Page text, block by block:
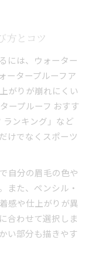
方とコツ
には、ウォーター
ータープルーフア
がりが崩れにくい
ープルーフ おすす
ランキング」など
けでなくスポーツ
自分の眉毛の色や
また、ペンシル・
感や仕上がりが異
合わせて選択しま
い部分も描きやす